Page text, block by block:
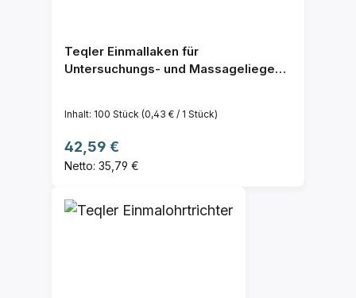
Teqler Einmallaken für
Untersuchungs- und Massageliegen,
Inhalt: 100 Stück (0,43 € / 1 Stück)
Regulärer Preis:
42,59 €
Netto: 35,79 €